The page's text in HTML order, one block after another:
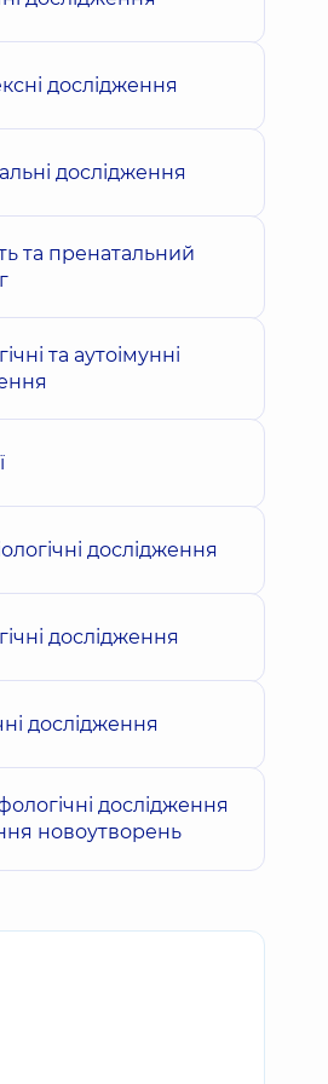
дослідження
дослідження
та пренатальний
та аутоімунні
дослідження
дослідження
дослідження
дослідження
новоутворень